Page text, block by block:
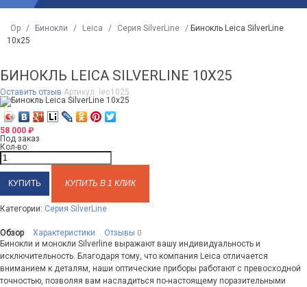
Op / Бинокли / Leica / Серия SilverLine / Бинокль Leica SilverLine
10x25
БИНОКЛЬ LEICA SILVERLINE 10X25
Оставить отзыв Артикул: lec1025
58 000 ₽
Под заказ
Кол-во:
КУПИТЬ В 1 КЛИК
Категории: Серия SilverLine
Обзор Характеристики Отзывы 0
Бинокли и монокли Silverline выражают вашу индивидуальность и
исключительность. Благодаря тому, что компания Leica отличается
вниманием к деталям, наши оптические приборы работают с превосходной
точностью, позволяя вам насладиться по-настоящему поразительными